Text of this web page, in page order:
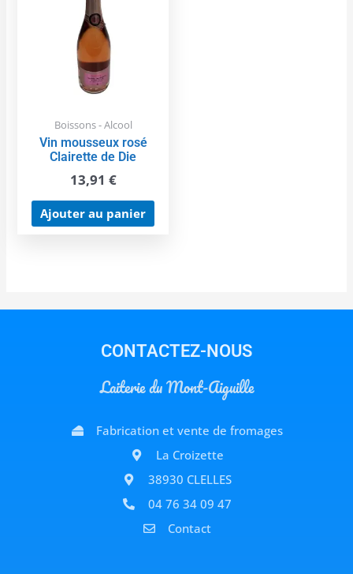
Boissons - Alcool
Vin mousseux rosé
Clairette de Die
13,91 €
Ajouter au panier
CONTACTEZ-NOUS
Laiterie du Mont-Aiguille
Fabrication et vente de fromages
La Croizette
38930 CLELLES
04 76 34 09 47
Contact